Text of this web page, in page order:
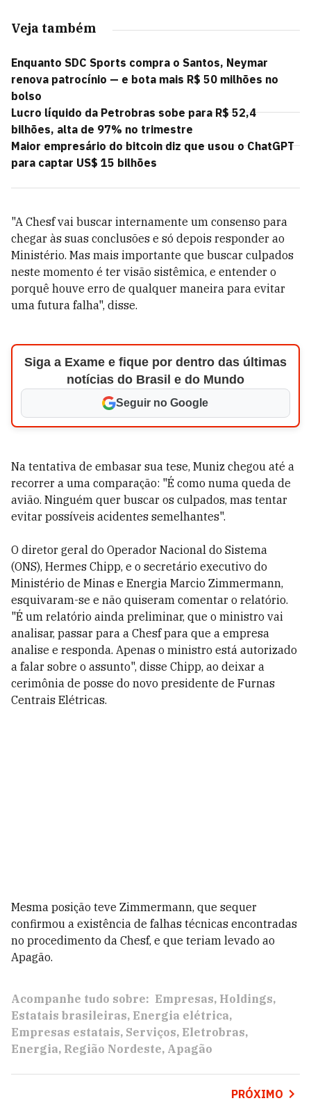
Veja também
Enquanto SDC Sports compra o Santos, Neymar
renova patrocínio — e bota mais R$ 50 milhões no
bolso
Lucro líquido da Petrobras sobe para R$ 52,4
bilhões, alta de 97% no trimestre
Maior empresário do bitcoin diz que usou o ChatGPT
para captar US$ 15 bilhões
"A Chesf vai buscar internamente um consenso para
chegar às suas conclusões e só depois responder ao
Ministério. Mas mais importante que buscar culpados
neste momento é ter visão sistêmica, e entender o
porquê houve erro de qualquer maneira para evitar
uma futura falha", disse.
Siga a Exame e fique por dentro das últimas
notícias do Brasil e do Mundo
Seguir no Google
Na tentativa de embasar sua tese, Muniz chegou até a
recorrer a uma comparação: "É como numa queda de
avião. Ninguém quer buscar os culpados, mas tentar
evitar possíveis acidentes semelhantes".
O diretor geral do Operador Nacional do Sistema
(ONS), Hermes Chipp, e o secretário executivo do
Ministério de Minas e Energia Marcio Zimmermann,
esquivaram-se e não quiseram comentar o relatório.
"É um relatório ainda preliminar, que o ministro vai
analisar, passar para a Chesf para que a empresa
analise e responda. Apenas o ministro está autorizado
a falar sobre o assunto", disse Chipp, ao deixar a
cerimônia de posse do novo presidente de Furnas
Centrais Elétricas.
Mesma posição teve Zimmermann, que sequer
confirmou a existência de falhas técnicas encontradas
no procedimento da Chesf, e que teriam levado ao
Apagão.
Acompanhe tudo sobre: Empresas Holdings
Estatais brasileiras Energia elétrica
Empresas estatais Serviços Eletrobras
Energia Região Nordeste Apagão
PRÓXIMO